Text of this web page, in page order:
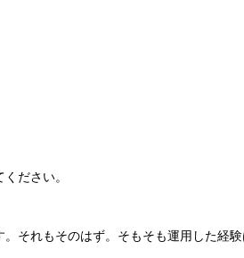
ださい。
それもそのはず。そもそも運用した経